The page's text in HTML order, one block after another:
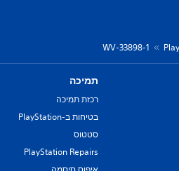
WV-33898-1
תמיכה
רכזת תמיכה
בטיחות ב-PlayStation
סטטוס
PlayStation Repairs